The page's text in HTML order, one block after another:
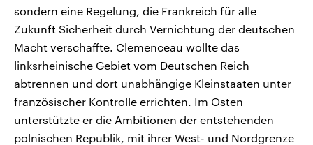
sondern eine Regelung, die Frankreich für alle
Zukunft Sicherheit durch Vernichtung der deutschen
Macht verschaffte. Clemenceau wollte das
linksrheinische Gebiet vom Deutschen Reich
abtrennen und dort unabhängige Kleinstaaten unter
französischer Kontrolle errichten. Im Osten
unterstützte er die Ambitionen der entstehenden
polnischen Republik, mit ihrer West- und Nordgrenze